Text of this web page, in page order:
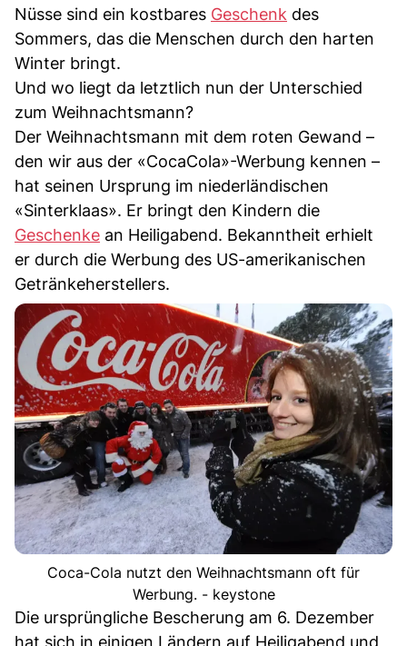
Nüsse sind ein kostbares Geschenk des
Sommers, das die Menschen durch den harten
Winter bringt.
Und wo liegt da letztlich nun der Unterschied
zum Weihnachtsmann?
Der Weihnachtsmann mit dem roten Gewand –
den wir aus der «CocaCola»-Werbung kennen –
hat seinen Ursprung im niederländischen
«Sinterklaas». Er bringt den Kindern die
Geschenke an Heiligabend. Bekanntheit erhielt
er durch die Werbung des US-amerikanischen
Getränkeherstellers.
Coca-Cola nutzt den Weihnachtsmann oft für
Werbung. - keystone
Die ursprüngliche Bescherung am 6. Dezember